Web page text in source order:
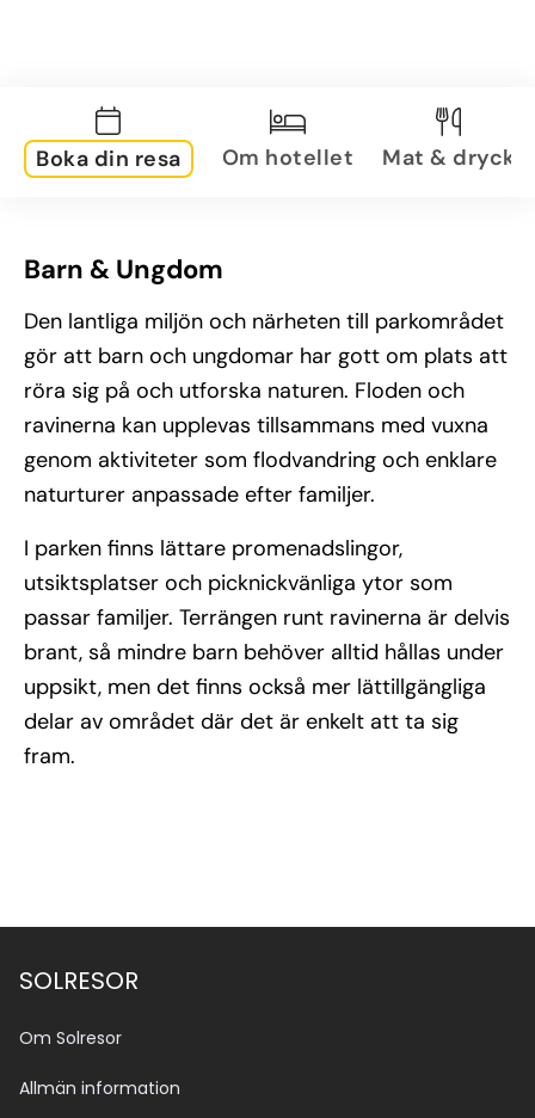
Boka din resa Om hotellet Mat & dryck
Barn & Ungdom
Den lantliga miljön och närheten till parkområdet
gör att barn och ungdomar har gott om plats att
röra sig på och utforska naturen. Floden och
ravinerna kan upplevas tillsammans med vuxna
genom aktiviteter som flodvandring och enklare
naturturer anpassade efter familjer.
I parken finns lättare promenadslingor,
utsiktsplatser och picknickvänliga ytor som
passar familjer. Terrängen runt ravinerna är delvis
brant, så mindre barn behöver alltid hållas under
uppsikt, men det finns också mer lättillgängliga
delar av området där det är enkelt att ta sig
fram.
SOLRESOR
Om Solresor
Allmän information